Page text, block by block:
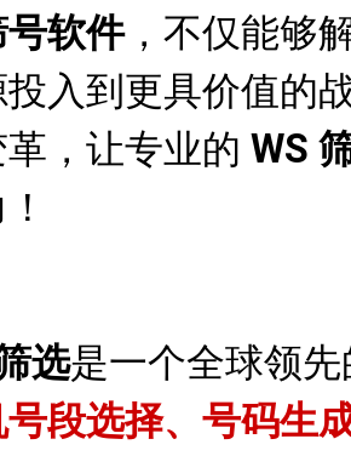
号软件，不仅能够
投入到更具价值的
，让专业的 WS
选是一个全球领
段选择、号码生